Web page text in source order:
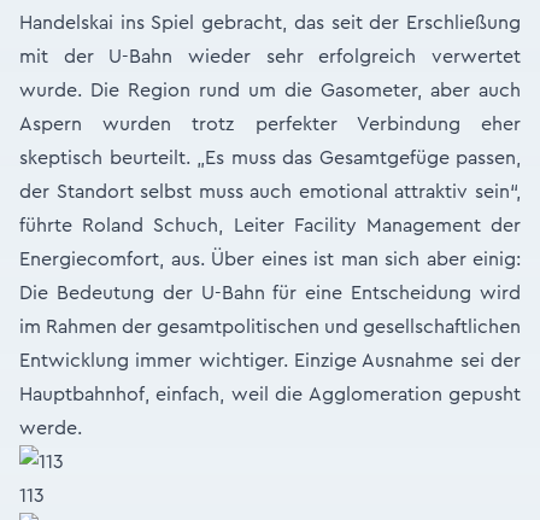
Handelskai ins Spiel gebracht, das seit der Erschließung
mit der U-Bahn wieder sehr erfolgreich verwertet
wurde. Die Region rund um die Gasometer, aber auch
Aspern wurden trotz perfekter Verbindung eher
skeptisch beurteilt. „Es muss das Gesamtgefüge passen,
der Standort selbst muss auch emotional attraktiv sein“,
führte Roland Schuch, Leiter Facility Management der
Energiecomfort, aus. Über eines ist man sich aber einig:
Die Bedeutung der U-Bahn für eine Entscheidung wird
im Rahmen der gesamtpolitischen und gesellschaftlichen
Entwicklung immer wichtiger. Einzige Ausnahme sei der
Hauptbahnhof, einfach, weil die Agglomeration gepusht
werde.
113